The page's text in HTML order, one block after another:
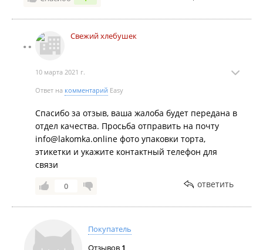
Свежий хлебушек
10 марта 2021 г.
Ответ на комментарий Easy
Спасибо за отзыв, ваша жалоба будет передана в
отдел качества. Просьба отправить на почту
info@lakomka.online фото упаковки торта,
этикетки и укажите контактный телефон для
связи
0 ответить
Покупатель
Отзывов 1